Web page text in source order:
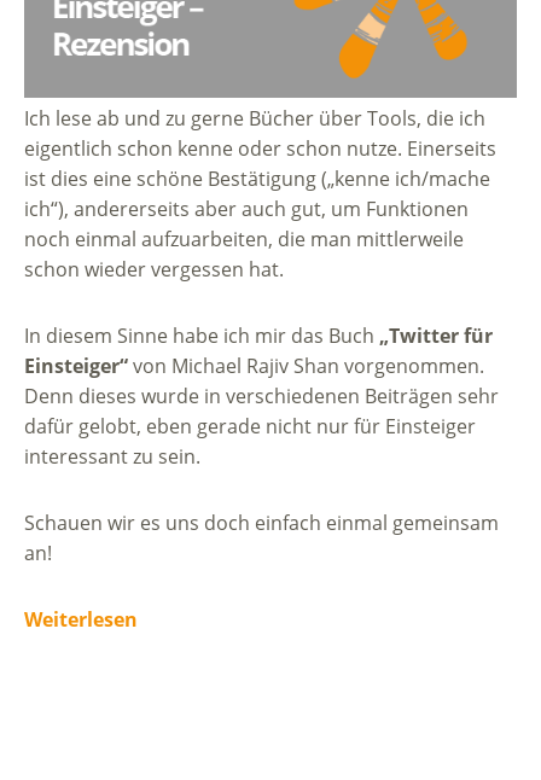
Ich lese ab und zu gerne Bücher über Tools, die ich
eigentlich schon kenne oder schon nutze. Einerseits
ist dies eine schöne Bestätigung („kenne ich/mache
ich“), andererseits aber auch gut, um Funktionen
noch einmal aufzuarbeiten, die man mittlerweile
schon wieder vergessen hat.
In diesem Sinne habe ich mir das Buch „Twitter für
Einsteiger“von Michael Rajiv Shan vorgenommen.
Denn dieses wurde in verschiedenen Beiträgen sehr
dafür gelobt, eben gerade nicht nur für Einsteiger
interessant zu sein.
Schauen wir es uns doch einfach einmal gemeinsam
an!
Weiterlesen